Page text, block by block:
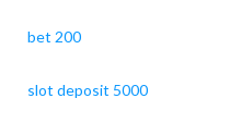
bet 200
slot deposit 5000